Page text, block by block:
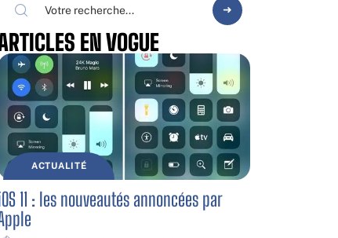
EN VOGUE
ACTUALITÉ
11 : les nouveautés annoncées par